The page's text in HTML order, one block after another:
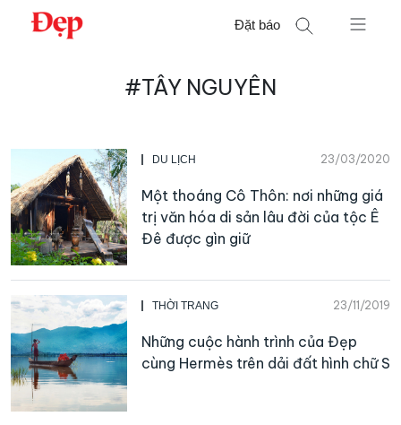
Chuyển
Đặt báo
#TÂY NGUYÊN
DU LỊCH 23/03/2020
Một thoáng Cô Thôn: nơi những giá
trị văn hóa di sản lâu đời của tộc Ê
Đê được gìn giữ
THỜI TRANG 23/11/2019
Những cuộc hành trình của Đẹp
cùng Hermès trên dải đất hình chữ S